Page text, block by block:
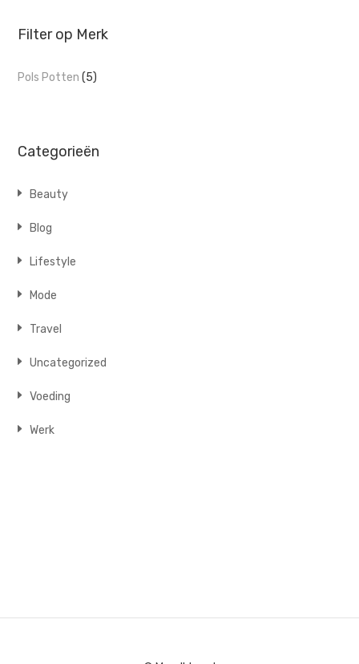
Filter op Merk
Pols Potten (5)
Categorieën
Beauty
Blog
Lifestyle
Mode
Travel
Uncategorized
Voeding
Werk